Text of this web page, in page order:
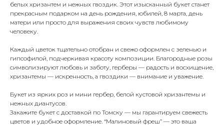
белых хризантем и нежных гвоздик. Этот изысканный букет станет
прекрасным подарком на день рождения, юбилей, 8 марта, день
матери или просто для выражения своих чувств любимому
человеку.
Каждый цветок тщательно отобран и свежо оформлен с зеленью и
гипсофилой, подчеркивая красоту композиции. Благородные розы
символизируют любовь и заботу, герберы — радость и восхищение,
хризантемы — искренность, а гвоздики — внимание и уважение.
Букет из ярких роз и мини гербер, белой кустовой хризантемы и
нежных диантусов.
Закажите букет с доставкой по Томску — мы гарантируем свежесть
цветов и удобное оформление. “Малиновый фреш” — это ваша